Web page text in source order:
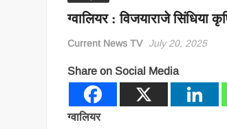
ग्वालियर : विजयाराजे सिंधिया
Current News TV July 20, 2025
Share on Social Media
ग्वालियर